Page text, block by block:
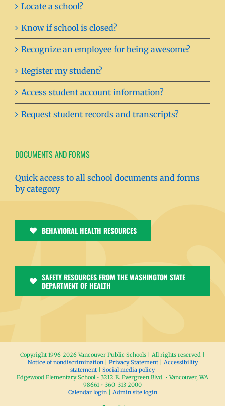
Locate a school?
Know if school is closed?
Recognize an employee for being awesome?
Register my student?
Access student account information?
Request student records and transcripts?
DOCUMENTS AND FORMS
Quick access to all school documents and forms
by category
BEHAVIORAL HEALTH RESOURCES
SAFETY RESOURCES FROM THE WASHINGTON STATE
DEPARTMENT OF HEALTH
Copyright 1996-2026 Vancouver Public Schools | All rights reserved |
Notice of nondiscrimination| Privacy Statement| Accessibility
statement
Social media policy
Edgewood Elementary School • 3212 E. Evergreen Blvd. • Vancouver, WA
98661 • 360-313-2000
Calendar login| Admin site login